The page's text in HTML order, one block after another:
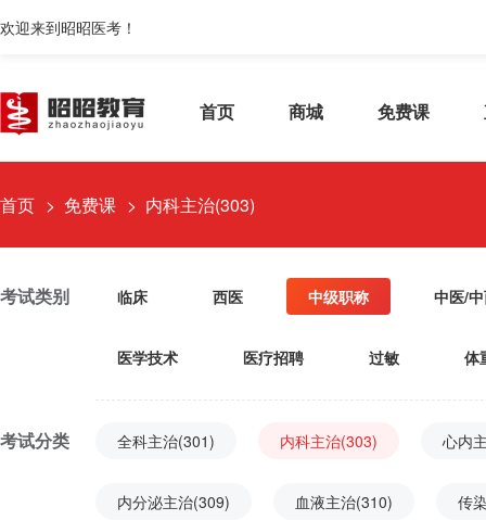
欢迎来到昭昭医考！
首页 商城 免费课
首页 免费课 内科主治(303)
考试类别 临床 西医 中级职称 中医/
医学技术 医疗招聘 过敏 体
考试分类 全科主治(301) 内科主治(303) 心内
内分泌主治(309) 血液主治(310) 传